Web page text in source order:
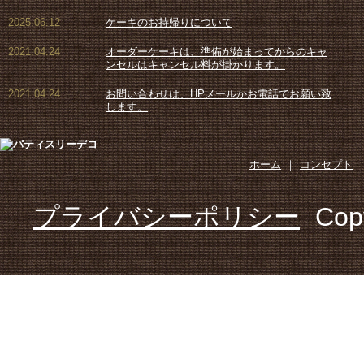
2025.06.12 ケーキのお持帰りについて
2021.04.24
オーダーケーキは、準備が始まってからのキャ
ンセルはキャンセル料が掛かります。
2021.04.24
お問い合わせは、HPメールかお電話でお願い致
します。
｜ ホーム ｜ コンセプト
プライバシーポリシー